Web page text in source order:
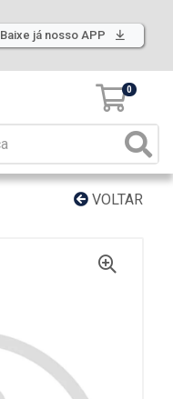
Baixe já nosso APP
0
VOLTAR